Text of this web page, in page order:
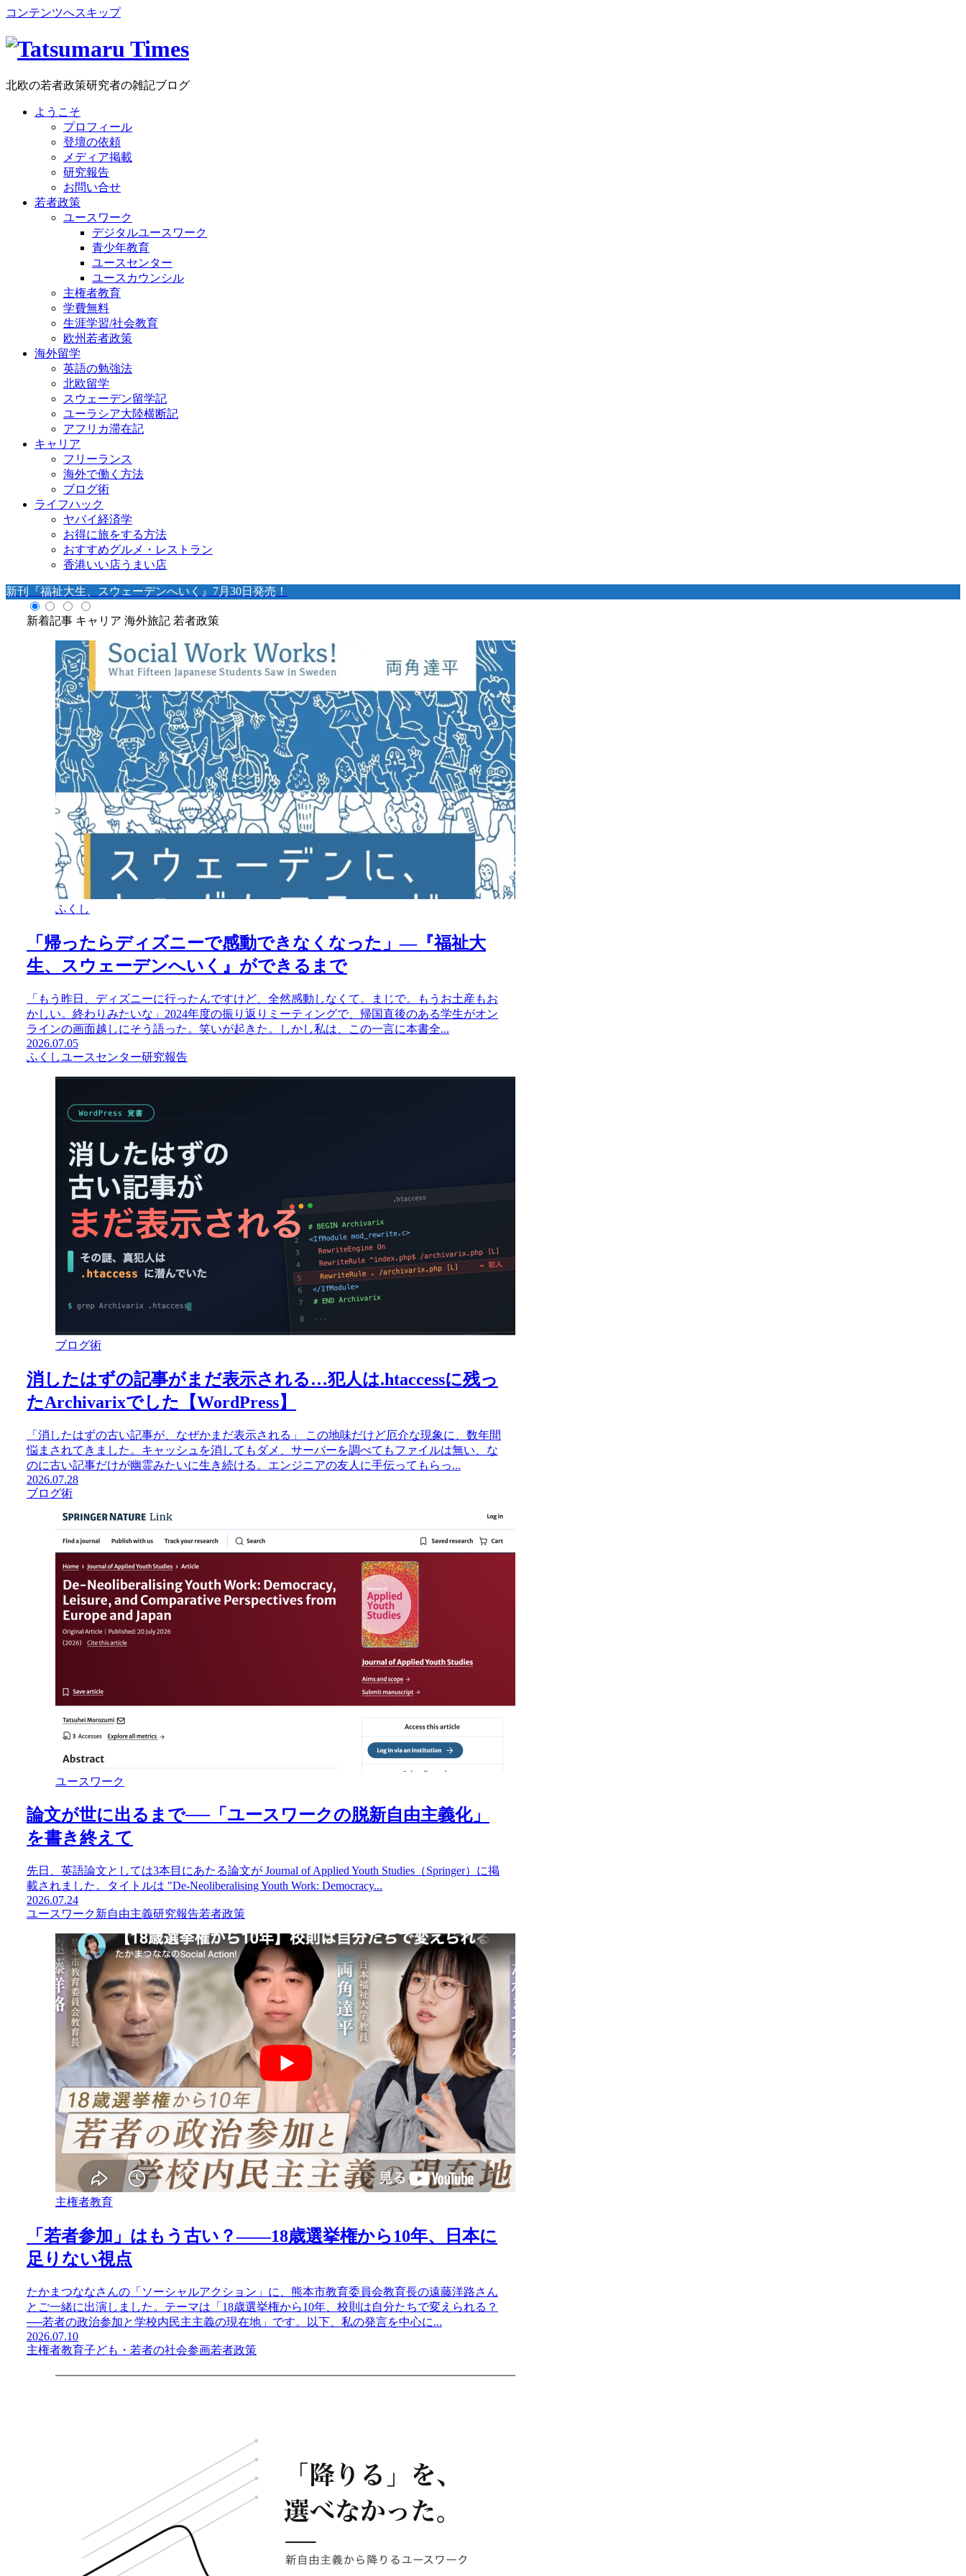
コンテンツへスキップ
北欧の若者政策研究者の雑記ブログ
ようこそ
プロフィール
登壇の依頼
メディア掲載
研究報告
お問い合せ
若者政策
ユースワーク
デジタルユースワーク
青少年教育
ユースセンター
ユースカウンシル
主権者教育
学費無料
生涯学習/社会教育
欧州若者政策
海外留学
英語の勉強法
北欧留学
スウェーデン留学記
ユーラシア大陸横断記
アフリカ滞在記
キャリア
フリーランス
海外で働く方法
ブログ術
ライフハック
ヤバイ経済学
お得に旅をする方法
おすすめグルメ・レストラン
香港いい店うまい店
新刊『福祉大生、スウェーデンへいく』7月30日発売！
新着記事 キャリア 海外旅記 若者政策
ふくし
「帰ったらディズニーで感動できなくなった」―『福祉大
生、スウェーデンへいく』ができるまで
「もう昨日、ディズニーに行ったんですけど、全然感動しなくて。まじで。もうお土産もお
かしい。終わりみたいな」2024年度の振り返りミーティングで、帰国直後のある学生がオン
ラインの画面越しにそう語った。笑いが起きた。しかし私は、この一言に本書全...
2026.07.05
ふくしユースセンター研究報告
ブログ術
消したはずの記事がまだ表示される…犯人は.htaccessに残っ
たArchivarixでした【WordPress】
「消したはずの古い記事が、なぜかまだ表示される」 この地味だけど厄介な現象に、数年間
悩まされてきました。キャッシュを消してもダメ、サーバーを調べてもファイルは無い、な
のに古い記事だけが幽霊みたいに生き続ける。エンジニアの友人に手伝ってもらっ...
2026.07.28
ブログ術
ユースワーク
論文が世に出るまで──「ユースワークの脱新自由主義化」
を書き終えて
先日、英語論文としては3本目にあたる論文が Journal of Applied Youth Studies（Springer）に掲
載されました。タイトルは "De-Neoliberalising Youth Work: Democracy...
2026.07.24
ユースワーク新自由主義研究報告若者政策
主権者教育
「若者参加」はもう古い？——18歳選挙権から10年、日本に
足りない視点
たかまつななさんの「ソーシャルアクション」に、熊本市教育委員会教育長の遠藤洋路さん
とご一緒に出演しました。テーマは「18歳選挙権から10年、校則は自分たちで変えられる？
──若者の政治参加と学校内民主主義の現在地」です。以下、私の発言を中心に...
2026.07.10
主権者教育子ども・若者の社会参画若者政策